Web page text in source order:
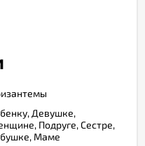
Девушке,
Подруге, Сестре,
Маме